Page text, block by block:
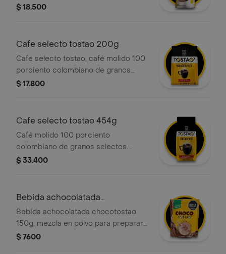
de polvo fino, ideal para una fácil y
$ 18.500
Cafe selecto tostao 200g
Cafe selecto tostao, café molido 100
porciento colombiano de granos
selectos. paquete de 200g, listo para
$ 17.800
Cafe selecto tostao 454g
Café molido 100 porciento
colombiano de granos selectos.
paquete de 454g, listo para preparar
$ 33.400
Bebida achocolatada
chocotostao 150g
Bebida achocolatada chocotostao
150g, mezcla en polvo para preparar
una deliciosa bebida achocolatada
$ 7600